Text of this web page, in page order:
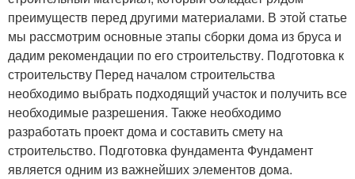
преимуществ перед другими материалами. В этой статье
мы рассмотрим основные этапы сборки дома из бруса и
дадим рекомендации по его строительству. Подготовка к
строительству Перед началом строительства
необходимо выбрать подходящий участок и получить все
необходимые разрешения. Также необходимо
разработать проект дома и составить смету на
строительство. Подготовка фундамента Фундамент
является одним из важнейших элементов дома.